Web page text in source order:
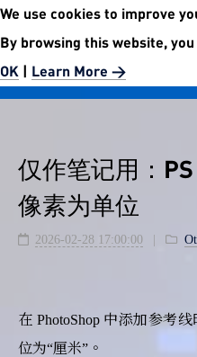
We use cookies to improve
By browsing this website,
OK
Learn More >
No.5972
仅作笔记用：
像素为单位
2026-02-28 17:00:00
在 PhotoShop 中添加参考
位为“厘米”。